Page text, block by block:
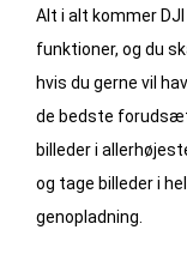
Alt i alt kommer
funktioner, og du
hvis du gerne vil
de bedste
billeder i
og tage billeder i
genopladning.